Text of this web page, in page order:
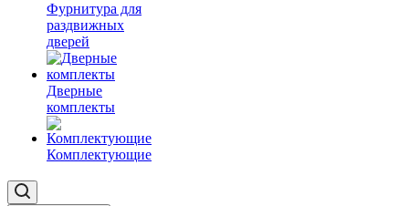
Фурнитура для
раздвижных
дверей
Дверные
комплекты
Комплектующие